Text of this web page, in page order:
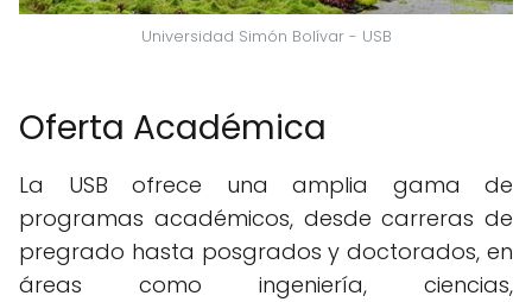
Universidad Simón Bolívar - USB
Oferta Académica
La USB ofrece una amplia gama de
programas académicos, desde carreras de
pregrado hasta posgrados y doctorados, en
áreas como ingeniería, ciencias,